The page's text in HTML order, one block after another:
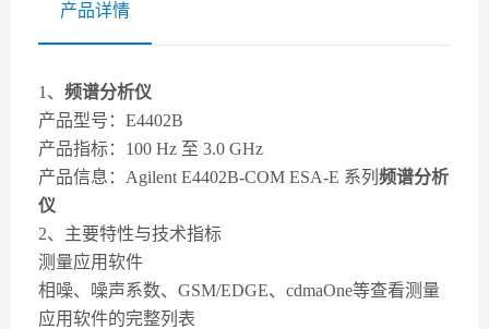
产品详情
1、 频谱分析仪
产品型号：E4402B
产品指标：100 Hz 至 3.0 GHz
产品信息：Agilent E4402B-COM ESA-E 系列 频谱分析
仪
2、主要特性与技术指标
测量应用软件
相噪、噪声系数、GSM/EDGE、cdmaOne等查看测量
应用软件的完整列表